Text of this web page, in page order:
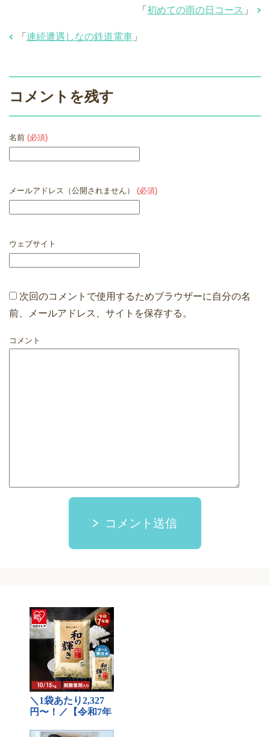
「 初めての雨の日コース 」
「 連続遭遇しなの鉄道電車 」
コメントを残す
名前 (必須)
メールアドレス（公開されません） (必須)
ウェブサイト
次回のコメントで使用するためブラウザーに自分の名
前、メールアドレス、サイトを保存する。
コメント
コメント送信